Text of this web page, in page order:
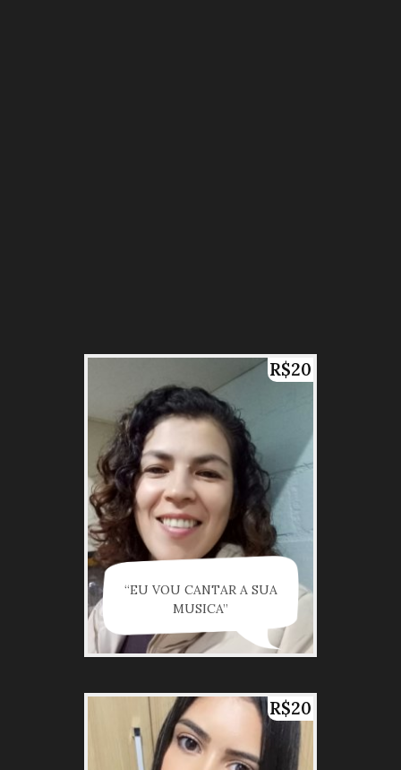
R$20
“EU VOU CANTAR A SUA
MUSICA”
R$20